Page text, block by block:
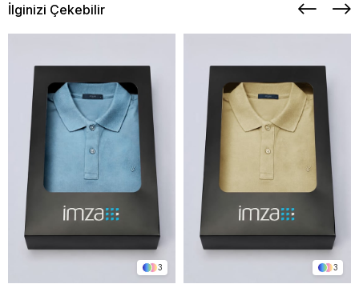
İlginizi Çekebilir
3 3